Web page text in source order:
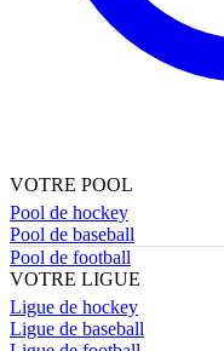
VOTRE POOL
Pool de hockey
Pool de baseball
Pool de football
VOTRE LIGUE
Ligue de hockey
Ligue de baseball